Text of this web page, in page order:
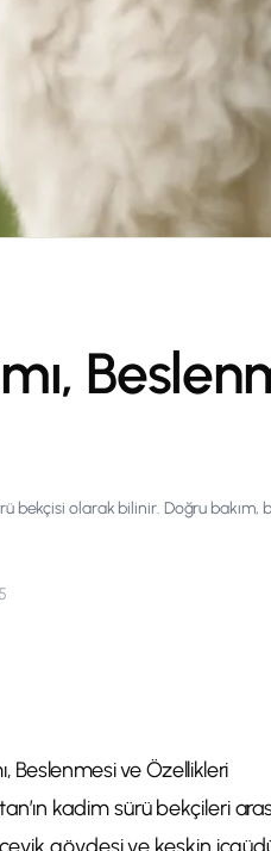
bekçisi olarak bilinir. Doğru
Beslenmesi ve Özellikleri
kadim sürü bekçileri